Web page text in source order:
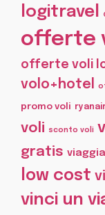
logitravel
offerte
offerte voli
volo+hotel
promo voli
voli
sconto voli
gratis
low cost
vinci un